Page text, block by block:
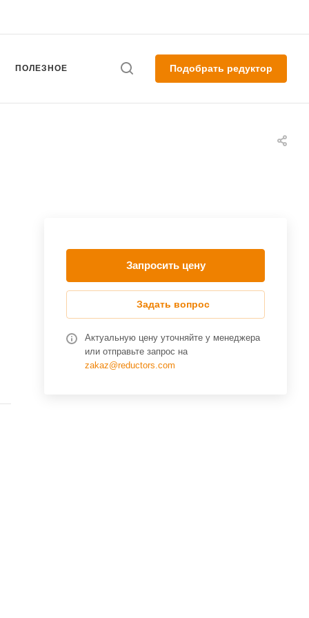
ПОЛЕЗНОЕ Подобрать редуктор
Запросить цену
Задать вопрос
Актуальную цену уточняйте у менеджера
или отправьте запрос на
zakaz@reductors.com